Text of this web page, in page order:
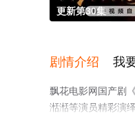
更新第30集
剧情介绍 我
飘花电影网国产剧
湉湉等演员精彩演